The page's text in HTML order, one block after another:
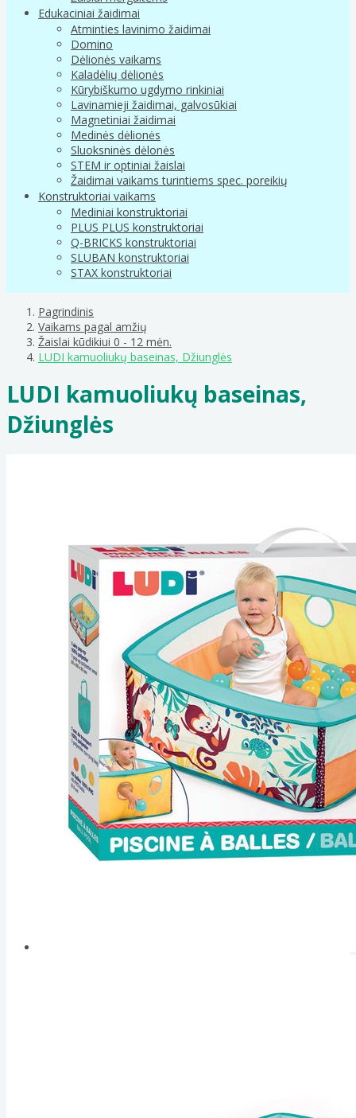
Edukaciniai žaidimai
Atminties lavinimo žaidimai
Domino
Dėlionės vaikams
Kaladėlių dėlionės
Kūrybiškumo ugdymo rinkiniai
Lavinamieji žaidimai, galvosūkiai
Magnetiniai žaidimai
Medinės dėlionės
Sluoksninės dėlonės
STEM ir optiniai žaislai
Žaidimai vaikams turintiems spec. poreikių
Konstruktoriai vaikams
Mediniai konstruktoriai
PLUS PLUS konstruktoriai
Q-BRICKS konstruktoriai
SLUBAN konstruktoriai
STAX konstruktoriai
Pagrindinis
Vaikams pagal amžių
Žaislai kūdikiui 0 - 12 mėn.
LUDI kamuoliukų baseinas, Džiunglės
LUDI kamuoliukų baseinas,
Džiunglės